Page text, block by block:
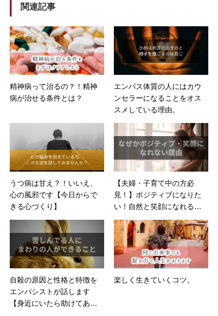
ージ制作もしてますが、WEBデザイナーでは
ないのです。
関連記事
精神病って治るの？！精神
病が治せる条件とは？
エンパス体質の人にはカウ
ンセラーになることをオス
スメしている理由。
うつ病は甘え？！いいえ、
心の風邪です【今日からで
きる心づくり】
【夫婦・子育て中の方必
見！】ポジティブになりた
い！自然と笑顔になれるそ
の原動力と方法とは？
自殺の原因と性格と特徴を
エンパシストが話します
【身近にいたら助けてあげ
楽しく生きていくコツ。